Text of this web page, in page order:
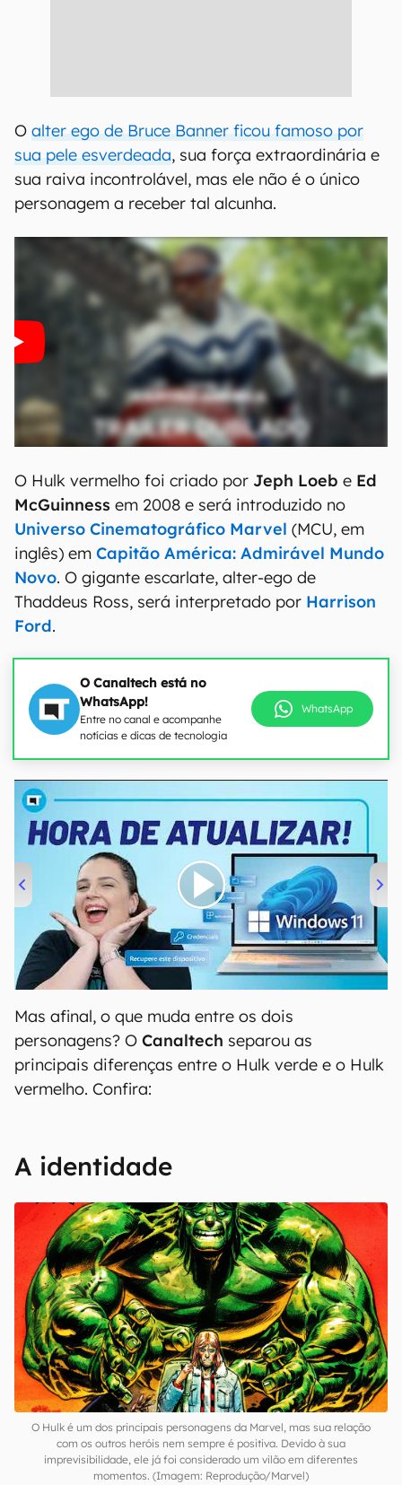
O alter ego de Bruce Banner ficou famoso por
sua pele esverdeada, sua força extraordinária e
sua raiva incontrolável, mas ele não é o único
personagem a receber tal alcunha.
O Hulk vermelho foi criado por Jeph Loeb e Ed
McGuinness em 2008 e será introduzido no
Universo Cinematográfico Marvel (MCU, em
inglês) em Capitão América: Admirável Mundo
Novo. O gigante escarlate, alter-ego de
Thaddeus Ross, será interpretado por Harrison
Ford.
O Canaltech está no
WhatsApp!
Entre no canal e acompanhe
notícias e dicas de tecnologia
WhatsApp
00:00 04:52
Mas afinal, o que muda entre os dois
personagens? O Canaltech separou as
principais diferenças entre o Hulk verde e o Hulk
vermelho. Confira:
A identidade
O Hulk é um dos principais personagens da Marvel, mas sua relação
com os outros heróis nem sempre é positiva. Devido à sua
imprevisibilidade, ele já foi considerado um vilão em diferentes
momentos. (Imagem: Reprodução/Marvel)